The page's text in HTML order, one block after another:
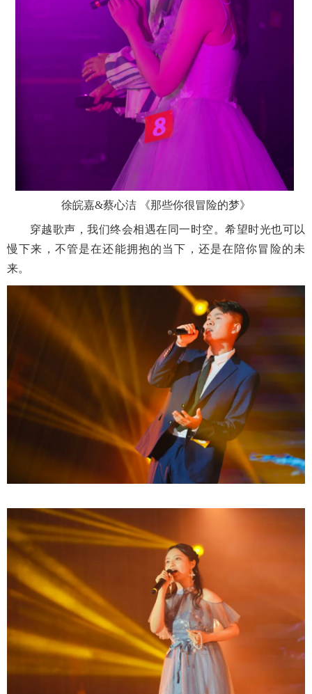
徐皖嘉&蔡心洁 《那些你很冒险的梦》
穿越歌声，我们终会相遇在同一时空。希望时光也可以
慢下来，不管是在还能拥抱的当下，还是在陪你冒险的未
来。